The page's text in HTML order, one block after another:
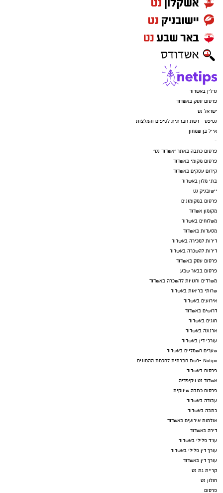
נדל"ן באשדוד
פרסום עסק באשדוד
ישראל נט
נטיפס - רשת חברתית לטיפים והמלצות
אייל בן שמחון
-
פרסום כתבה באתר "אשדוד נט"
פרסום מקומי באשדוד
קידום עסקים באשדוד
בתי מלון באשדוד
יישובניק נט
פרסום במקומונים
מקומון אשדוד
משלוחים באשדוד
מסעדות באשדוד
דירות למכירה באשדוד
דירות להשכרה באשדוד
פרסום עסק באשדוד
פרסום בבאר שבע
משרדים וחנויות להשכרה באשדוד
שרותי בריאות באשדוד
אירועים באשדוד
דרושים באשדוד
חוגים באשדוד
ארנונה באשדוד
עורכי דין באשדוד
שערים חשמליים באשדוד
Netips -רשת חברתית לחכמת ההמונים
פרסום באשדוד
אשדוד נט ויקיפדיה
פרסום כתבה שיווקית
עבודה באשדוד
כתבה באשדוד
אולמות אירועים באשדוד
דירה באשדוד
עו"ד פלילי באשדוד
עורך דין פלילי באשדוד
עורך דין באשדוד
קריית גת נט
חולון נט
פרסום